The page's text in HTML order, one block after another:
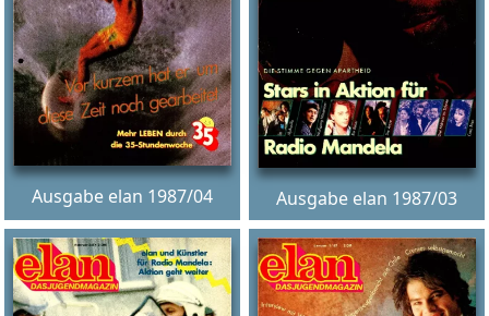
Ausgabe elan 1987/04 Ausgabe elan 1987/03